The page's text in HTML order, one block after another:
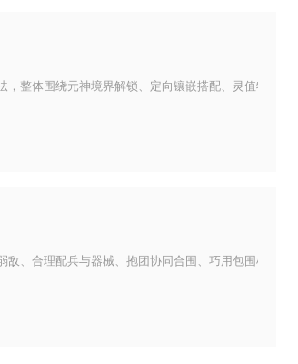
整体围绕元神境界解锁、定向镶嵌搭配、灵值特技激
、合理配兵与器械、抱团协同合围、巧用包围机制压